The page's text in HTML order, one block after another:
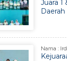
Juara 1
Daerah
Nama :